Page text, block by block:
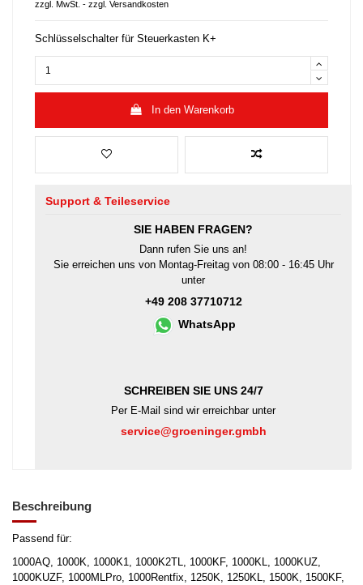
zzgl. MwSt. - zzgl. Versandkosten
Schlüsselschalter für Steuerkasten K+
In den Warenkorb
Support & Teileservice
SIE HABEN FRAGEN?
Dann rufen Sie uns an!
Sie erreichen uns von Montag-Freitag von 08:00 - 16:45 Uhr
unter
+49 208 37710712
WhatsApp
SCHREIBEN SIE UNS 24/7
Per E-Mail sind wir erreichbar unter
service@groeninger.gmbh
Beschreibung
Passend für:
1000AQ, 1000K, 1000K1, 1000K2TL, 1000KF, 1000KL, 1000KUZ,
1000KUZF, 1000MLPro, 1000Rentfix, 1250K, 1250KL, 1500K, 1500KF,